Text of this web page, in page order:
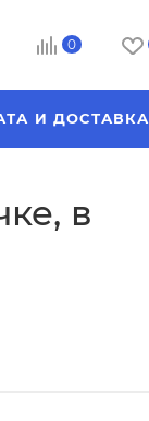
0
И ДОСТАВКА
в